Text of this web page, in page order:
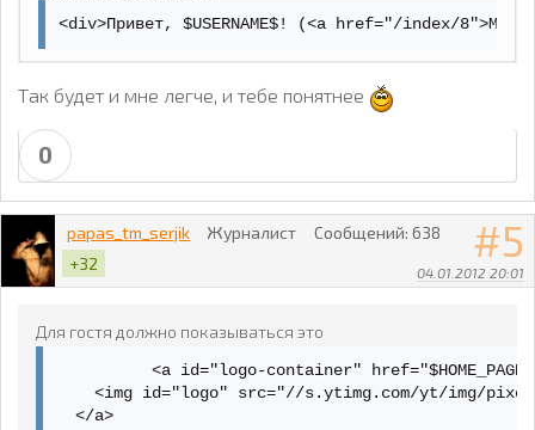
<body id="" class="date-20120102 ru_RU ltr"
<input type="hidden" name="action_logout"
  <!-- begin page -->
  <div id="page" class="">
  <div id="masthead-container">
        <div id="masthead" class="" dir="ltr">
<a id="logo-container" href="/"
  </a>
      <div id="masthead-user-bar-container" >
        <div id="masthead-user-bar">
<div>Привет, $USERNAME$! (<a href="/index/8">Мой
Так будет и мне легче, и тебе понятнее
0
5
04.01.2012 20:01
papas_tm_serjik Журналист Сообщений: 638
+32
Для гостя должно показываться это
<a id="logo-container"
<img id="logo" src="//s.ytimg.com/yt/img/
  </a>